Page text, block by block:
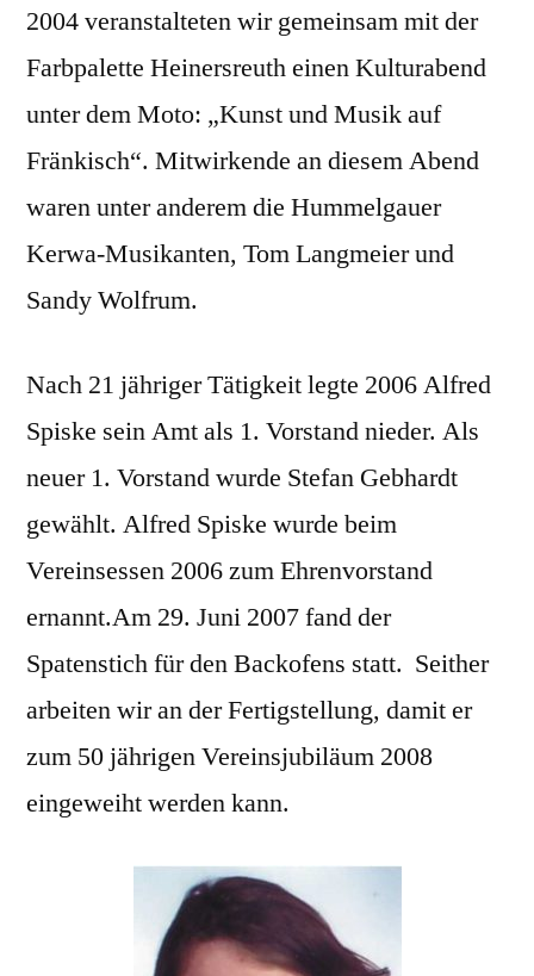
2004 veranstalteten wir gemeinsam mit der
Farbpalette Heinersreuth einen Kulturabend
unter dem Moto: „Kunst und Musik auf
Fränkisch“. Mitwirkende an diesem Abend
waren unter anderem die Hummelgauer
Kerwa-Musikanten, Tom Langmeier und
Sandy Wolfrum.
Nach 21 jähriger Tätigkeit legte 2006 Alfred
Spiske sein Amt als 1. Vorstand nieder. Als
neuer 1. Vorstand wurde Stefan Gebhardt
gewählt. Alfred Spiske wurde beim
Vereinsessen 2006 zum Ehrenvorstand
ernannt.Am 29. Juni 2007 fand der
Spatenstich für den Backofens statt. Seither
arbeiten wir an der Fertigstellung, damit er
zum 50 jährigen Vereinsjubiläum 2008
eingeweiht werden kann.